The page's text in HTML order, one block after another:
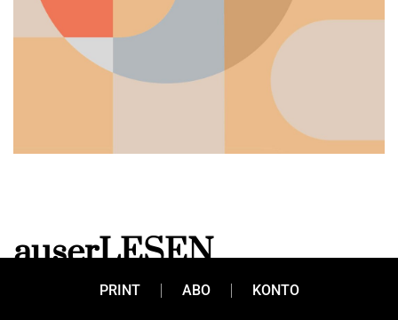
auserLESEN
PRINT ABO KONTO